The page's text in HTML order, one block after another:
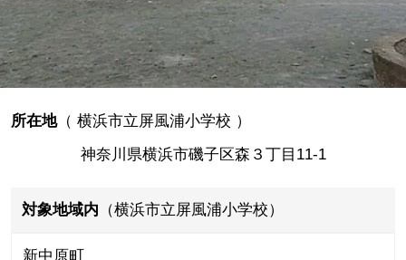
所在地（ 横浜市立屏風浦小学校 ）
神奈川県横浜市磯子区森３丁目11-1
対象地域内 （横浜市立屏風浦小学校）
新中原町